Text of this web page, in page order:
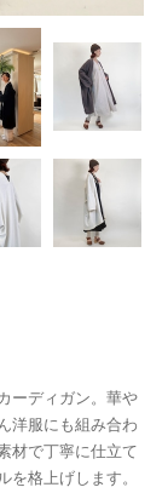
ーディガン。華や
洋服にも組み合わ
材で丁寧に仕立て
を格上げします。